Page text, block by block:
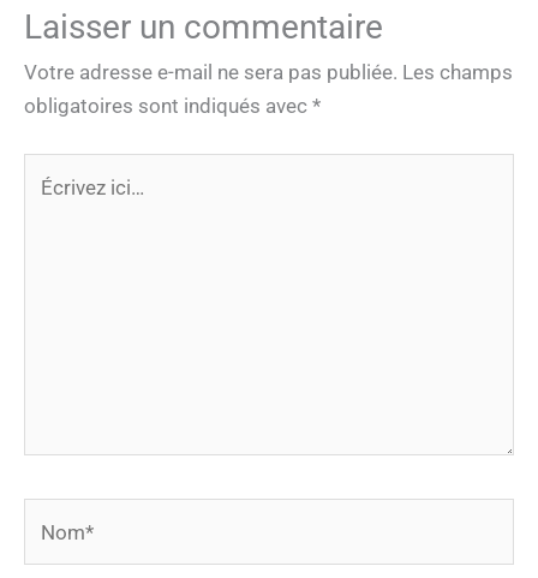
Laisser un commentaire
Votre adresse e-mail ne sera pas publiée. Les champs
obligatoires sont indiqués avec *
ici…